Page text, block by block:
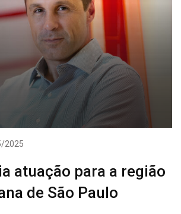
2025
atuação para a região
de São Paulo